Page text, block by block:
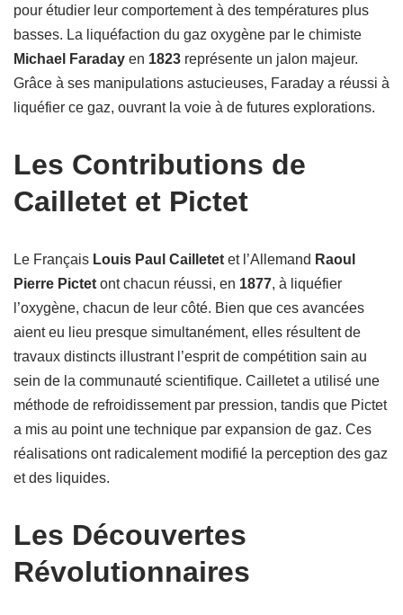
pour étudier leur comportement à des températures plus
basses. La liquéfaction du gaz oxygène par le chimiste
Michael Faraday en 1823 représente un jalon majeur.
Grâce à ses manipulations astucieuses, Faraday a réussi à
liquéfier ce gaz, ouvrant la voie à de futures explorations.
Les Contributions de
Cailletet et Pictet
Le Français Louis Paul Cailletet et l’Allemand Raoul
Pierre Pictet ont chacun réussi, en 1877, à liquéfier
l’oxygène, chacun de leur côté. Bien que ces avancées
aient eu lieu presque simultanément, elles résultent de
travaux distincts illustrant l’esprit de compétition sain au
sein de la communauté scientifique. Cailletet a utilisé une
méthode de refroidissement par pression, tandis que Pictet
a mis au point une technique par expansion de gaz. Ces
réalisations ont radicalement modifié la perception des gaz
et des liquides.
Les Découvertes
Révolutionnaires